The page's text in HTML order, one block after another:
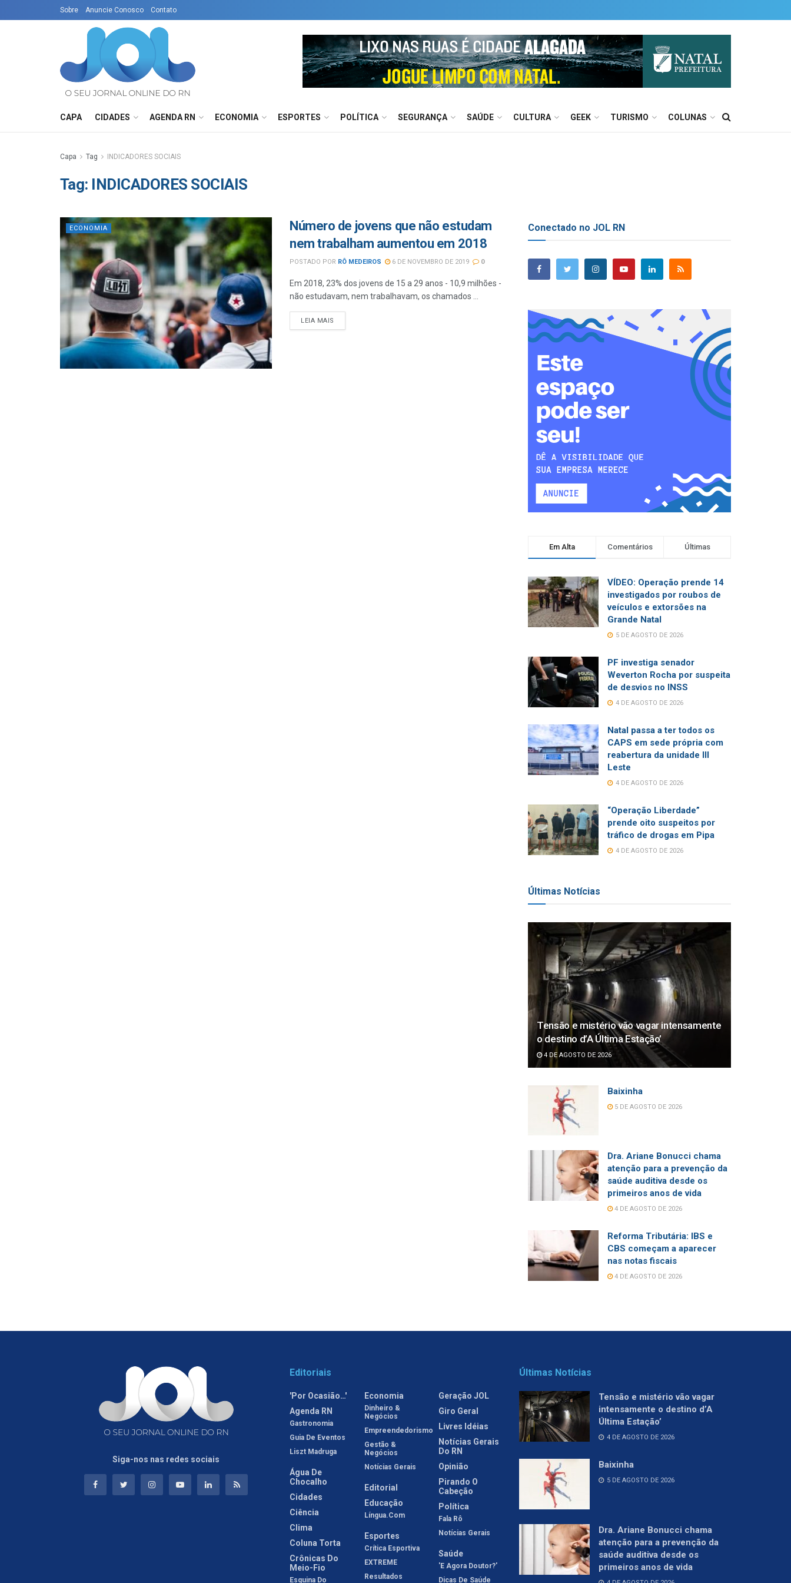
Sobre Anuncie Conosco Contato
CAPA CIDADES AGENDA RN ECONOMIA ESPORTES POLÍTICA SEGURANÇA SAÚDE CULTURA GEEK TURISMO COLUNAS
Capa Tag INDICADORES SOCIAIS
Tag: INDICADORES SOCIAIS
ECONOMIA
Número de jovens que não estudam
nem trabalham aumentou em 2018
POSTADO POR RÔ MEDEIROS 6 DE NOVEMBRO DE 2019 0
Em 2018, 23% dos jovens de 15 a 29 anos - 10,9 milhões -
não estudavam, nem trabalhavam, os chamados ...
LEIA MAIS
Conectado no JOL RN
Em Alta Comentários Últimas
VÍDEO: Operação prende 14
investigados por roubos de
veículos e extorsões na
Grande Natal
5 DE AGOSTO DE 2026
PF investiga senador
Weverton Rocha por suspeita
de desvios no INSS
4 DE AGOSTO DE 2026
Natal passa a ter todos os
CAPS em sede própria com
reabertura da unidade III
Leste
4 DE AGOSTO DE 2026
“Operação Liberdade”
prende oito suspeitos por
tráfico de drogas em Pipa
4 DE AGOSTO DE 2026
Últimas Notícias
Tensão e mistério vão vagar intensamente
o destino d’A Última Estação’
4 DE AGOSTO DE 2026
Baixinha
5 DE AGOSTO DE 2026
Dra. Ariane Bonucci chama
atenção para a prevenção da
saúde auditiva desde os
primeiros anos de vida
4 DE AGOSTO DE 2026
Reforma Tributária: IBS e
CBS começam a aparecer
nas notas fiscais
4 DE AGOSTO DE 2026
Siga-nos nas redes sociais
Editoriais
'Por Ocasião…'
Agenda RN
Gastronomia
Guia De Eventos
Liszt Madruga
Água De
Chocalho
Cidades
Ciência
Clima
Coluna Torta
Crônicas Do
Meio-Fio
Esquina Do
Economia
Dinheiro &
Negócios
Empreendedorismo
Gestão &
Negócios
Notícias Gerais
Editorial
Educação
Língua.com
Esportes
Crítica Esportiva
EXTREME
Resultados
Geração JOL
Giro Geral
Livres Idéias
Notícias Gerais
Do RN
Opinião
Pirando O
Cabeção
Política
Fala Rô
Notícias Gerais
Saúde
'E Agora Doutor?'
Dicas De Saúde
Últimas Notícias
Tensão e mistério vão vagar
intensamente o destino d’A
Última Estação’
4 DE AGOSTO DE 2026
Baixinha
5 DE AGOSTO DE 2026
Dra. Ariane Bonucci chama
atenção para a prevenção da
saúde auditiva desde os
primeiros anos de vida